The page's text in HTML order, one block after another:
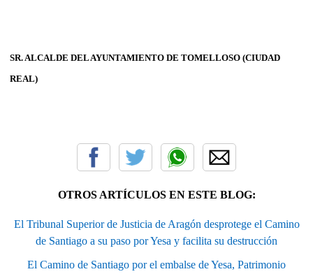
SR. ALCALDE DEL AYUNTAMIENTO DE TOMELLOSO (CIUDAD
REAL)
OTROS ARTÍCULOS EN ESTE BLOG:
El Tribunal Superior de Justicia de Aragón desprotege el Camino
de Santiago a su paso por Yesa y facilita su destrucción
El Camino de Santiago por el embalse de Yesa, Patrimonio